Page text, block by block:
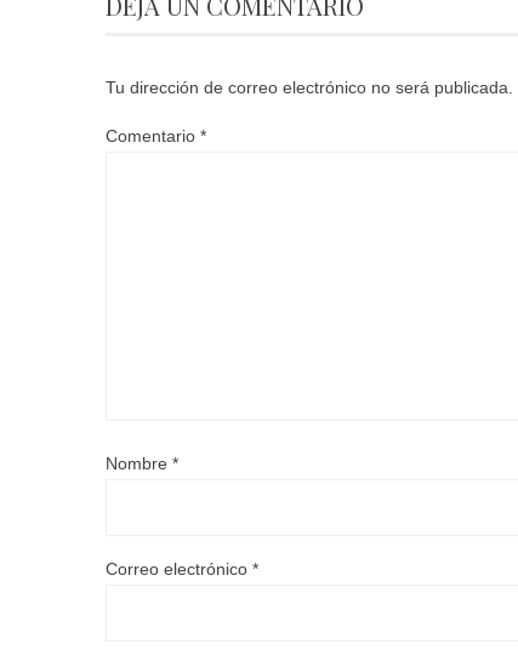
Tu dirección de correo electrónico no será publicada.
Comentario *
Nombre *
Correo electrónico *